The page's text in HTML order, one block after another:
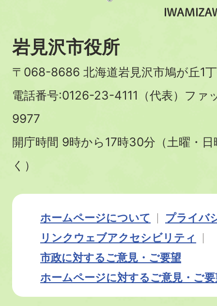
岩見沢市役所
〒068-8686 北海道岩見沢市鳩が丘1
電話番号:0126-23-4111（代表）フ
9977
開庁時間 9時から17時30分（土曜・
く）
ホームページについて
プライバ
リンク ウェブアクセシビリティ
市政に対するご意見・ご要望
ホームページに対するご意見・ご